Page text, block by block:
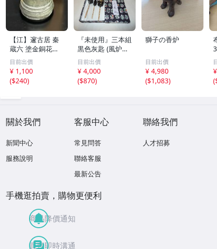
【江】邃古居 秦
蔵六 塗金銅花器
直径約9cm×高さ
30cm 在銘 共箱
古美術品(華道具
花生花瓶花生飾
目前出價
¥ 1,100
($240)
『未使用』三本組
黒色灰匙 (風炉用)
化粧箱
目前出價
¥ 4,000
($870)
獅子の香炉
目前出價
¥ 4,980
($1,083)
(
關於我們
新聞中心
服務說明
客服中心
常見問答
聯絡客服
最新公告
聯絡我們
人才招募
手機逛拍賣，購物更便利
商品降價通知
買賣即時溝通